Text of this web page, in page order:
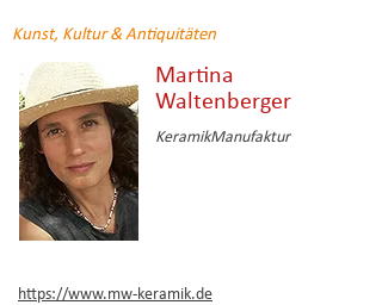
Kunst, Kultur & Antiquitäten
Martina
Waltenberger
KeramikManufaktur
https://www.mw-keramik.de